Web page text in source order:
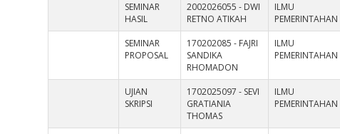
SEMINAR
HASIL
2002026055 - DWI
RETNO ATIKAH
ILMU
PEMERINTAHAN
SEMINAR
PROPOSAL
170202085 - FAJRI
SANDIKA
RHOMADON
ILMU
PEMERINTAHAN
UJIAN
SKRIPSI
1702025097 - SEVI
GRATIANIA
THOMAS
ILMU
PEMERINTAHAN